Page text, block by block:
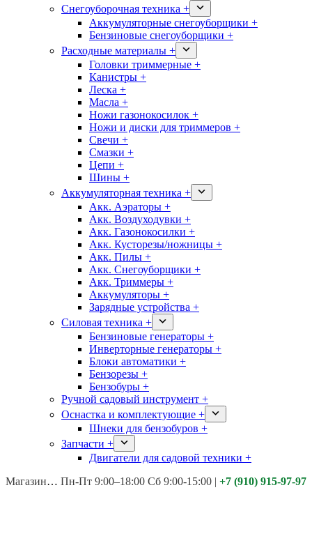
Снегоуборочная техника +
Аккумуляторные снегоуборщики +
Бензиновые снегоуборщики +
Расходные материалы +
Головки триммерные +
Канистры +
Леска +
Масла +
Ножи газонокосилок +
Ножи и диски для триммеров +
Свечи +
Смазки +
Цепи +
Шины +
Аккумуляторная техника +
Акк. Аэраторы +
Акк. Воздуходувки +
Акк. Газонокосилки +
Акк. Кусторезы/ножницы +
Акк. Пилы +
Акк. Снегоуборщики +
Акк. Триммеры +
Аккумуляторы +
Зарядные устройства +
Силовая техника +
Бензиновые генераторы +
Инверторные генераторы +
Блоки автоматики +
Бензорезы +
Бензобуры +
Ручной садовый инструмент +
Оснастка и комплектующие +
Шнеки для бензобуров +
Запчасти +
Двигатели для садовой техники +
Магазины: Калуга ул. Московская д.113
Пн-Пт 9:00–18:00 Сб 9:00-15:00 | +7 (910) 915-97-97